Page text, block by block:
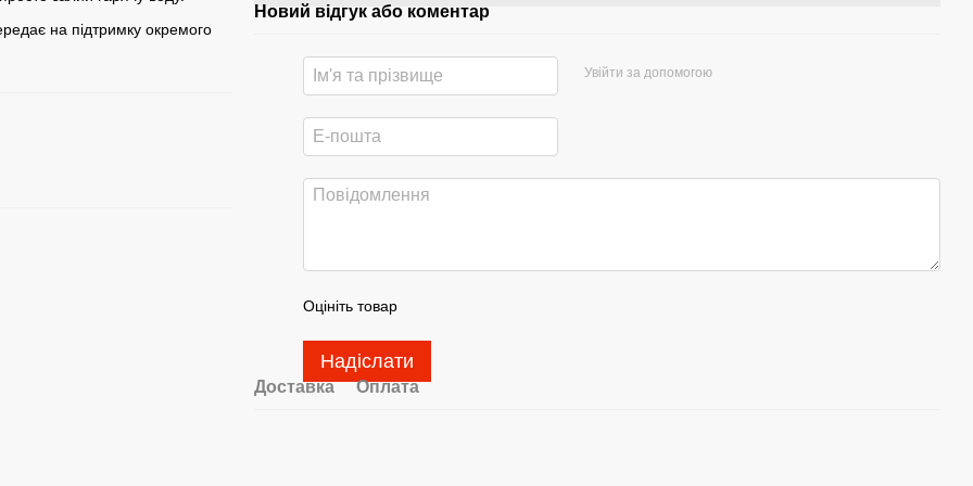
на підтримку окремого
Новий відгук або коментар
Увійти за допомогою
Оцініть товар
Надіслати
Доставка Оплата